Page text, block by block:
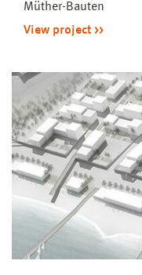
Müther-Bauten
View project